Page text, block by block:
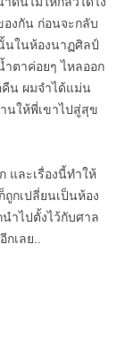
องกัน ก่อนจะกลับ
นในห้องนาฏศิลป์
ตาค่อยๆ ไหลออก
คืน ผมจำได้แม่น
นให้พี่เขาไปสู่สุข
และเรื่องนี้ทำให้
กเปลี่ยนเป็นห้อง
ำไปตั้งไว้กับศาล
เลย..